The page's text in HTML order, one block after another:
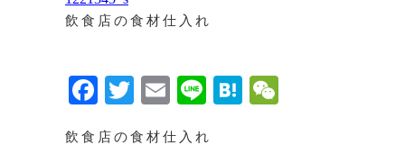
飲食店の食材仕入れ
Facebook
TwitterEmailLineHatena
飲食店の食材仕入れ